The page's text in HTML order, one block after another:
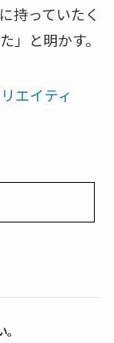
持っていたく
」と明かす。
エイティ